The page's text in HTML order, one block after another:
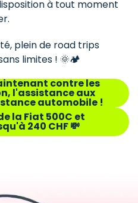
à tout moment
plein de road trips
limites ! 🌞🏕️
contre les
l'assistance aux
automobile !
la Fiat 500C et
240 CHF 💸